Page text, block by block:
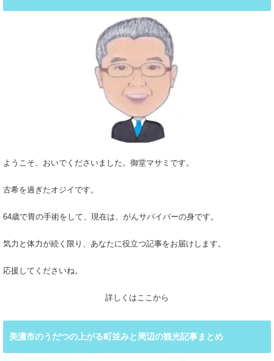
ようこそ、おいでくださいました。御堂マサミです。
古希を過ぎたオジイです。
64歳で胃の手術をして、現在は、がんサバイバーの身です。
気力と体力が続く限り、あなたに役立つ記事をお届けします。
応援してくださいね。
詳しくはここから
美濃市のうだつの上がる町並みと周辺の観光記事まとめ